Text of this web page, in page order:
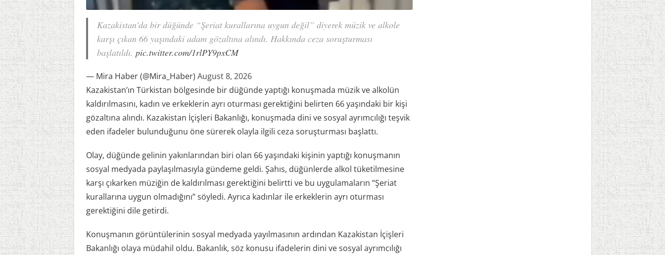
Kazakistan'da bir düğünde “Şeriat kurallarına uygun değil” diyerek müzik ve alkole
karşı çıkan 66 yaşındaki adam gözaltına alındı. Hakkında ceza soruşturması
başlatıldı. pic.twitter.com/1rlPY9pxCM
— Mira Haber (@Mira_Haber) August 8, 2026
Kazakistan’ın Türkistan bölgesinde bir düğünde yaptığı konuşmada müzik ve alkolün
kaldırılmasını, kadın ve erkeklerin ayrı oturması gerektiğini belirten 66 yaşındaki bir kişi
gözaltına alındı. Kazakistan İçişleri Bakanlığı, konuşmada dini ve sosyal ayrımcılığı teşvik
eden ifadeler bulunduğunu öne sürerek olayla ilgili ceza soruşturması başlattı.
Olay, düğünde gelinin yakınlarından biri olan 66 yaşındaki kişinin yaptığı konuşmanın
sosyal medyada paylaşılmasıyla gündeme geldi. Şahıs, düğünlerde alkol tüketilmesine
karşı çıkarken müziğin de kaldırılması gerektiğini belirtti ve bu uygulamaların “Şeriat
kurallarına uygun olmadığını” söyledi. Ayrıca kadınlar ile erkeklerin ayrı oturması
gerektiğini dile getirdi.
Konuşmanın görüntülerinin sosyal medyada yayılmasının ardından Kazakistan İçişleri
Bakanlığı olaya müdahil oldu. Bakanlık, söz konusu ifadelerin dini ve sosyal ayrımcılığı